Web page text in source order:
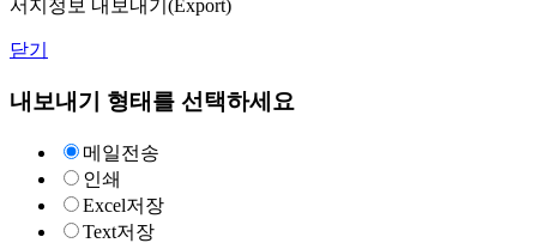
서지정보 내보내기(Export)
닫기
내보내기 형태를 선택하세요
메일전송
인쇄
Excel저장
Text저장